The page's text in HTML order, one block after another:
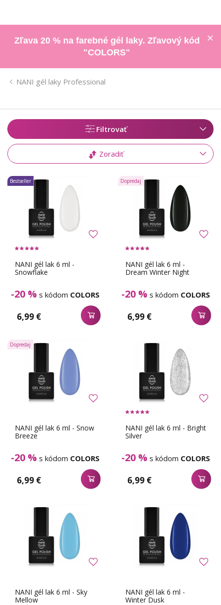
Zľava 20 % na farebné gél laky. Zľavový kód
"COLORS"
NANI gél laky Professional
Filtrovať
Zoradiť
NANI gél lak 6 ml -
Snowflake
-20 % s kódom COLORS
6,99 €
Bestseller
NANI gél lak 6 ml -
Dream Winter Night
-20 % s kódom COLORS
6,99 €
Dopredaj
NANI gél lak 6 ml - Snow
Breeze
-20 % s kódom COLORS
6,99 €
Dopredaj
NANI gél lak 6 ml - Bright
Silver
-20 % s kódom COLORS
6,99 €
NANI gél lak 6 ml - Sky
Mellow
NANI gél lak 6 ml -
Winter Dusk